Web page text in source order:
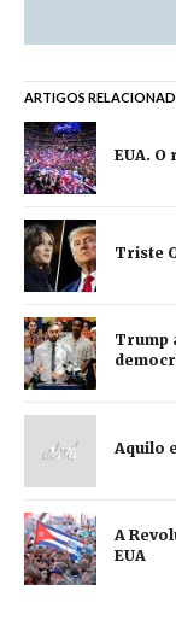
ARTIGOS
EUA.
Triste
Trump
Aquilo
A
EUA